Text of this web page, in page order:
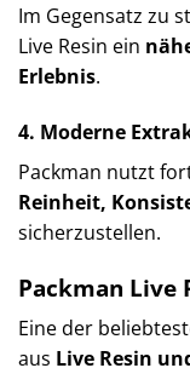
Im Gegensatz zu
Live Resin ein
Erlebnis.
4. Moderne
Packman nutzt
Reinheit,
sicherzustellen.
Packman Live
Eine der
aus Live Resin